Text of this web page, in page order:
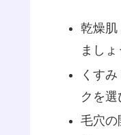
乾燥肌
ましょ
くす
クを選
毛穴の